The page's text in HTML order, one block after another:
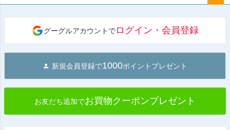
へ
グーグルアカウントでログイン・会員登録
新規会員登録で1000ポイントプレゼント
お友だち追加でお買物クーポンプレゼント